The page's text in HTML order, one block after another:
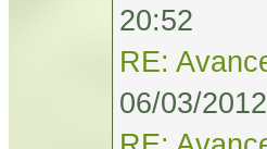
20:52
RE:
06/03/